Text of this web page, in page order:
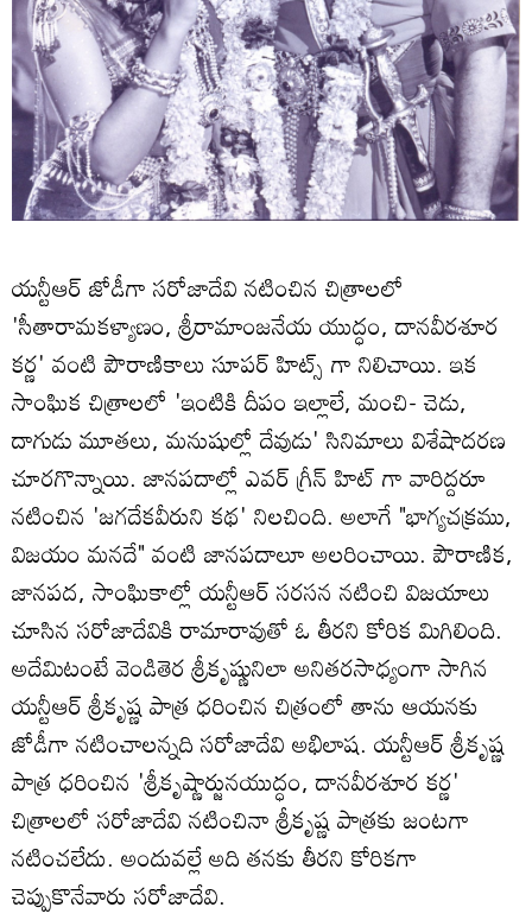
యన్టీఆర్ జోడీగా సరోజాదేవి నటించిన చిత్రాలలో
'సీతారామకళ్యాణం, శ్రీరామాంజనేయ యుద్ధం, దానవీరశూర
కర్ణ' వంటి పౌరాణికాలు సూపర్ హిట్స్ గా నిలిచాయి. ఇక
సాంఘిక చిత్రాలలో 'ఇంటికి దీపం ఇల్లాలే, మంచి- చెడు,
దాగుడు మూతలు, మనుషుల్లో దేవుడు' సినిమాలు విశేషాదరణ
చూరగొన్నాయి. జానపదాల్లో ఎవర్ గ్రీన్ హిట్ గా వారిద్దరూ
నటించిన 'జగదేకవీరుని కథ' నిలచింది. అలాగే "భాగ్యచక్రము,
విజయం మనదే" వంటి జానపదాలూ అలరించాయి. పౌరాణిక,
జానపద, సాంఘికాల్లో యన్టీఆర్ సరసన నటించి విజయాలు
చూసిన సరోజాదేవికి రామారావుతో ఓ తీరని కోరిక మిగిలింది.
అదేమిటంటే వెండితెర శ్రీకృష్ణునిలా అనితరసాధ్యంగా సాగిన
యన్టీఆర్ శ్రీకృష్ణ పాత్ర ధరించిన చిత్రంలో తాను ఆయనకు
జోడీగా నటించాలన్నది సరోజాదేవి అభిలాష. యన్టీఆర్ శ్రీకృష్ణ
పాత్ర ధరించిన 'శ్రీకృష్ణార్జునయుద్ధం, దానవీరశూర కర్ణ'
చిత్రాలలో సరోజాదేవి నటించినా శ్రీకృష్ణ పాత్రకు జంటగా
నటించలేదు. అందువల్లే అది తనకు తీరని కోరికగా
చెప్పుకొనేవారు సరోజాదేవి.